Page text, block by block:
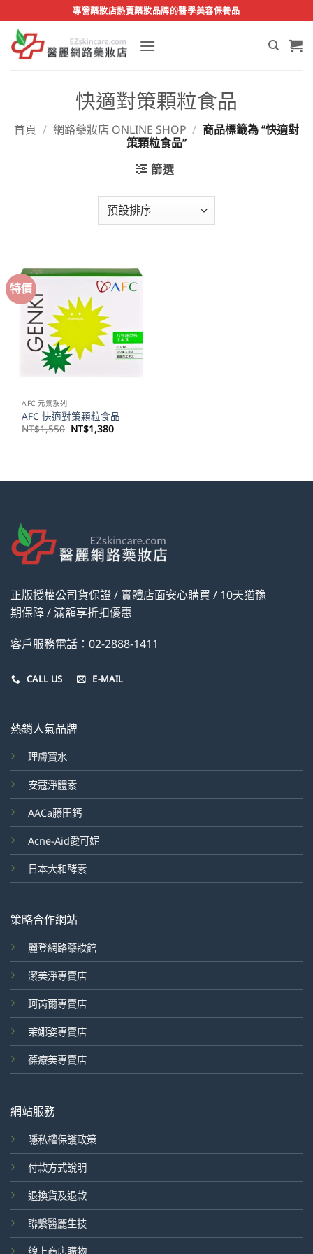
to
content
專營藥妝店熱賣藥妝品牌的醫學美容保養品
快適對策顆粒食品
首頁 / 網路藥妝店 ONLINE SHOP / 商品標籤為 “快適對
策顆粒食品”
篩選
特價
AFC 元氣系列
AFC 快適對策顆粒食品
NT$1,550 原
NT$1,380目
正版授權公司貨保證 / 實體店面安心購買 / 10天猶豫
期保障 / 滿額享折扣優惠
客戶服務電話：02-2888-1411
CALL US E-MAIL
熱銷人氣品牌
理膚寶水
安蔻淨體素
AACa藤田鈣
Acne-Aid愛可妮
日本大和酵素
策略合作網站
麗登網路藥妝館
潔美淨專賣店
珂芮爾專賣店
茉娜姿專賣店
葆療美專賣店
網站服務
隱私權保護政策
付款方式說明
退換貨及退款
聯繫醫麗生技